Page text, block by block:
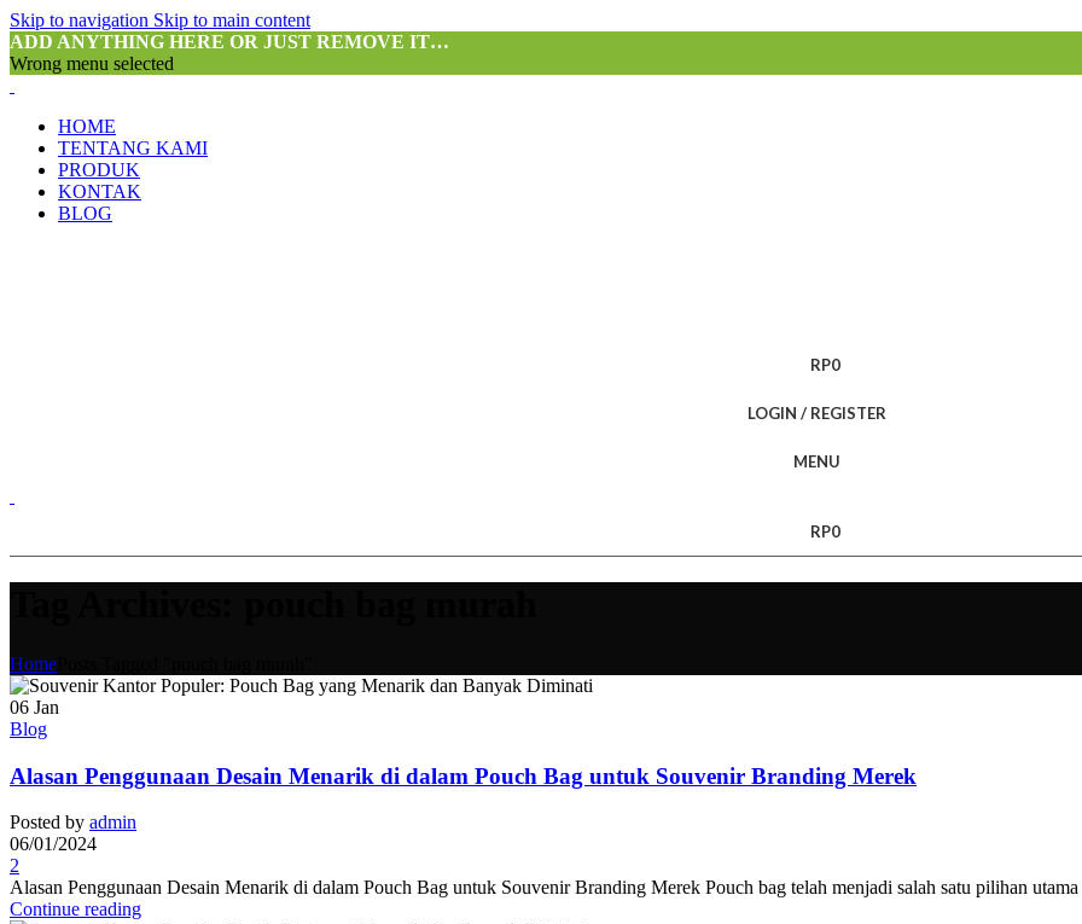
Skip to navigation Skip to main content
ADD ANYTHING HERE OR JUST REMOVE IT…
Wrong menu selected
HOME
TENTANG KAMI
PRODUK
KONTAK
BLOG
RP0
LOGIN / REGISTER
MENU
RP0
Home
06 Jan
Blog
Alasan Penggunaan Desain Menarik di dalam Pouch Bag untuk Souvenir Branding Merek
Posted by admin
06/01/2024
2
Alasan Penggunaan Desain Menarik di dalam Pouch Bag untuk Souvenir Branding Merek Pouch bag telah menjadi salah satu pilihan utama
Continue reading